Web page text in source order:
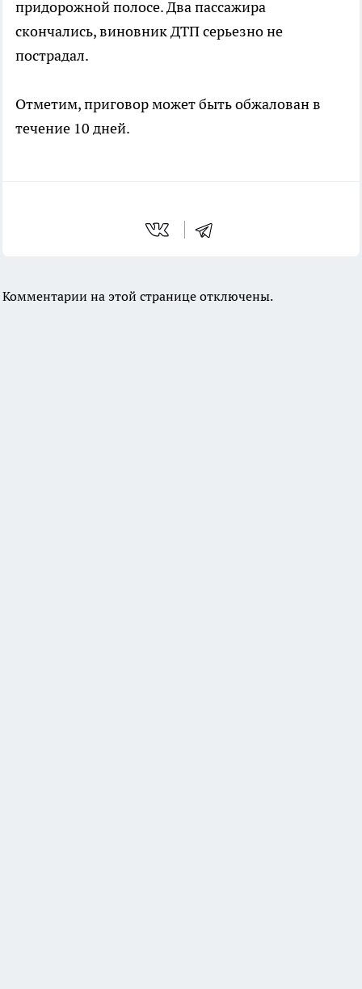
придорожной полосе. Два пассажира
скончались, виновник ДТП серьезно не
пострадал.
Отметим, приговор может быть обжалован в
течение 10 дней.
Комментарии на этой странице отключены.